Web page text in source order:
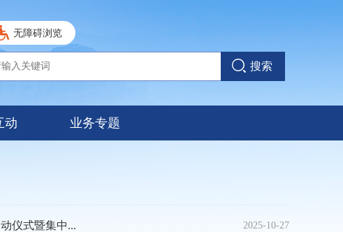
无障碍浏览
搜索
动 业务专题
仪式暨集中... 2025-10-27